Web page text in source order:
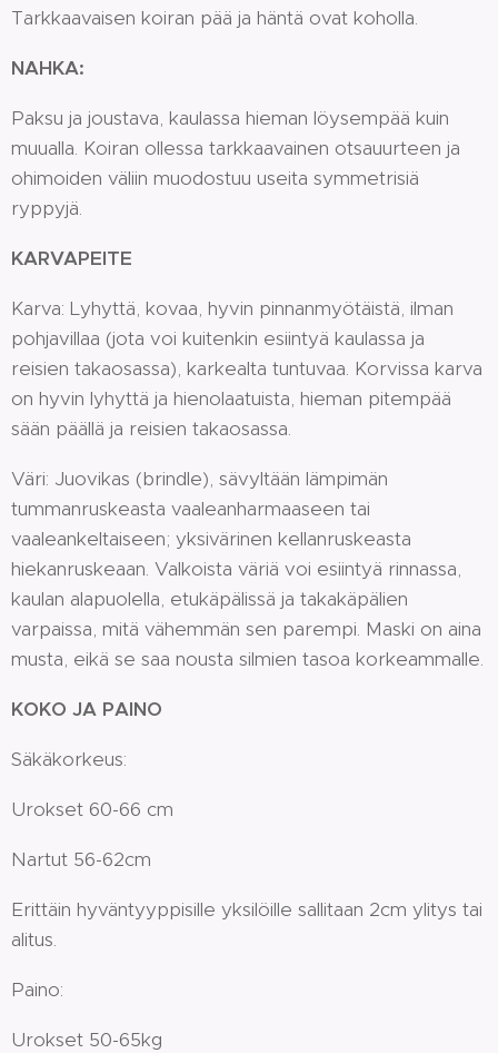
Tarkkaavaisen koiran pää ja häntä ovat koholla.
NAHKA:
Paksu ja joustava, kaulassa hieman löysempää kuin
muualla. Koiran ollessa tarkkaavainen otsauurteen ja
ohimoiden väliin muodostuu useita symmetrisiä
ryppyjä.
KARVAPEITE
Karva: Lyhyttä, kovaa, hyvin pinnanmyötäistä, ilman
pohjavillaa (jota voi kuitenkin esiintyä kaulassa ja
reisien takaosassa), karkealta tuntuvaa. Korvissa karva
on hyvin lyhyttä ja hienolaatuista, hieman pitempää
sään päällä ja reisien takaosassa.
Väri: Juovikas (brindle), sävyltään lämpimän
tummanruskeasta vaaleanharmaaseen tai
vaaleankeltaiseen; yksivärinen kellanruskeasta
hiekanruskeaan. Valkoista väriä voi esiintyä rinnassa,
kaulan alapuolella, etukäpälissä ja takakäpälien
varpaissa, mitä vähemmän sen parempi. Maski on aina
musta, eikä se saa nousta silmien tasoa korkeammalle.
KOKO JA PAINO
Säkäkorkeus:
Urokset 60-66 cm
Nartut 56-62cm
Erittäin hyväntyyppisille yksilöille sallitaan 2cm ylitys tai
alitus.
Paino:
Urokset 50-65kg